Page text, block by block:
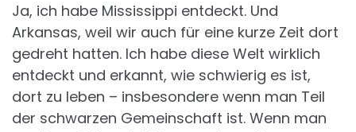
Ja, ich habe Mississippi entdeckt. Und
Arkansas, weil wir auch für eine kurze Zeit dort
gedreht hatten. Ich habe diese Welt wirklich
entdeckt und erkannt, wie schwierig es ist,
dort zu leben – insbesondere wenn man Teil
der schwarzen Gemeinschaft ist. Wenn man